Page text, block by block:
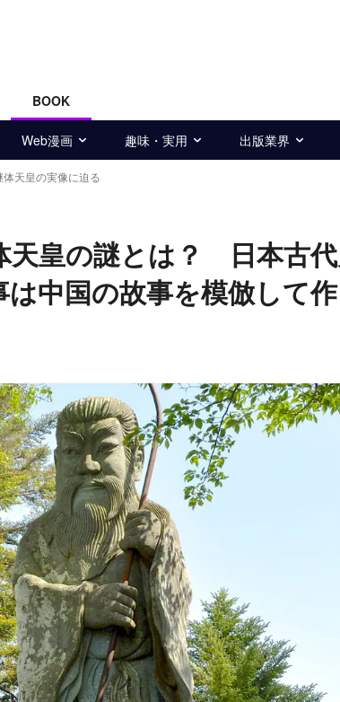
BOOK
Web漫画 趣味・実用 出版業界
天皇の実像に迫る
天皇の謎とは？ 日本古
は中国の故事を模倣して作